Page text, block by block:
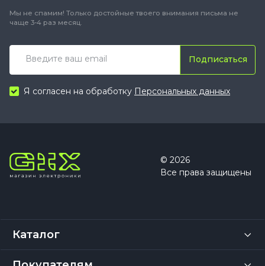
Мы не спамим! Только достойные твоего внимания письма не
чаще 3-4 раз месяц.
Подписаться
Я согласен на обработку Персональных данных
© 2026
Все права защищены
Каталог